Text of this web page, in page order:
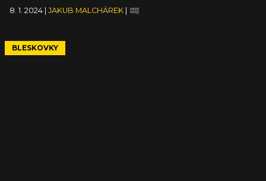
8. 1. 2024 JAKUB MALCHÁREK
BLESKOVKY